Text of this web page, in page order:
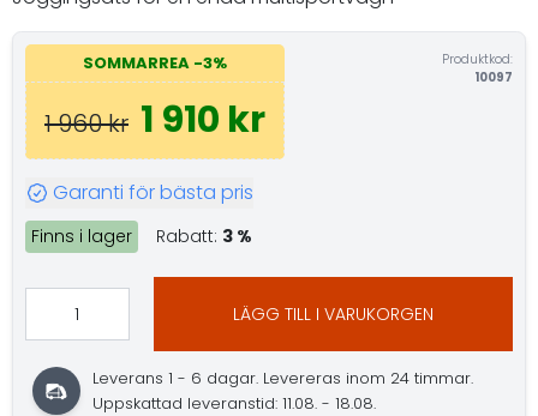
SOMMARREA -3%
1 960 kr 1 910 kr
Produktkod:
10097
Garanti för bästa pris
Finns i lager Rabatt: 3 %
LÄGG TILL I VARUKORGEN
Leverans 1 - 6 dagar. Levereras inom 24 timmar.
Uppskattad leveranstid: 11.08. - 18.08.